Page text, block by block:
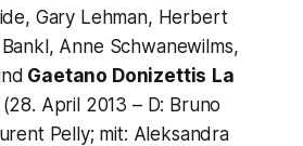
Gary Lehman, Herbert
Anne Schwanewilms,
Gaetano Donizettis La
April 2013 – D: Bruno
Pelly; mit: Aleksandra